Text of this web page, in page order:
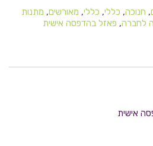
, חנוכה, כללי, כללי, מאורשים, מתנות
לחברה, פאזל בהדפסה אישית
אישית